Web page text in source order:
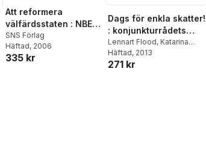
Att reformera
välfärdsstaten : NBER-
rapporten 2 :
amerikanskt
perspektiv på den
SNS Förlag
Häftad, 2006
335 kr
Dags för enkla skatter!
: konjunkturrådets
rapport 2013
Lennart Flood, Katarina
Nordblom,Daniel
Waldenström
Häftad, 2013
271 kr